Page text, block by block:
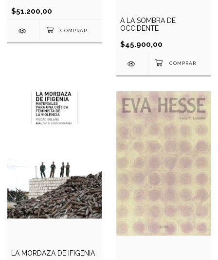
$51.200,00
A LA SOMBRA DE
OCCIDENTE
$45.900,00
LA MORDAZA DE IFIGENIA